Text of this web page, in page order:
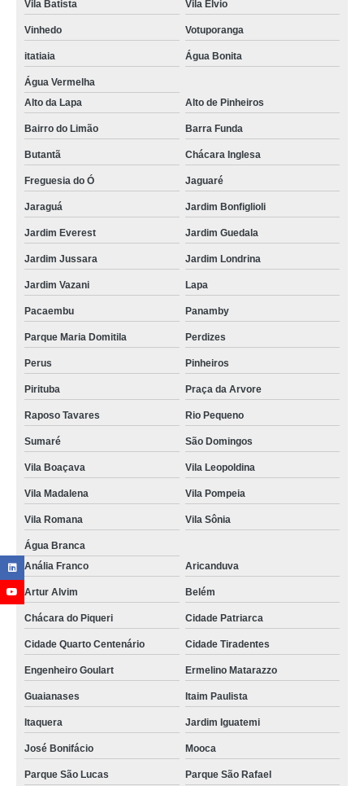
Vila Batista Vila Élvio
Vinhedo Votuporanga
itatiaia Água Bonita
Água Vermelha
Alto da Lapa
Alto de Pinheiros
Bairro do Limão Barra Funda
Butantã Chácara Inglesa
Freguesia do Ó Jaguaré
Jaraguá Jardim Bonfiglioli
Jardim Everest Jardim Guedala
Jardim Jussara Jardim Londrina
Jardim Vazani Lapa
Pacaembu Panamby
Parque Maria Domitila Perdizes
Perus Pinheiros
Pirituba Praça da Arvore
Raposo Tavares Rio Pequeno
Sumaré São Domingos
Vila Boaçava Vila Leopoldina
Vila Madalena Vila Pompeia
Vila Romana Vila Sônia
Água Branca
Anália Franco
Aricanduva
Artur Alvim Belém
Chácara do Piqueri Cidade Patriarca
Cidade Quarto Centenário Cidade Tiradentes
Engenheiro Goulart Ermelino Matarazzo
Guaianases Itaim Paulista
Itaquera Jardim Iguatemi
José Bonifácio Mooca
Parque São Lucas Parque São Rafael